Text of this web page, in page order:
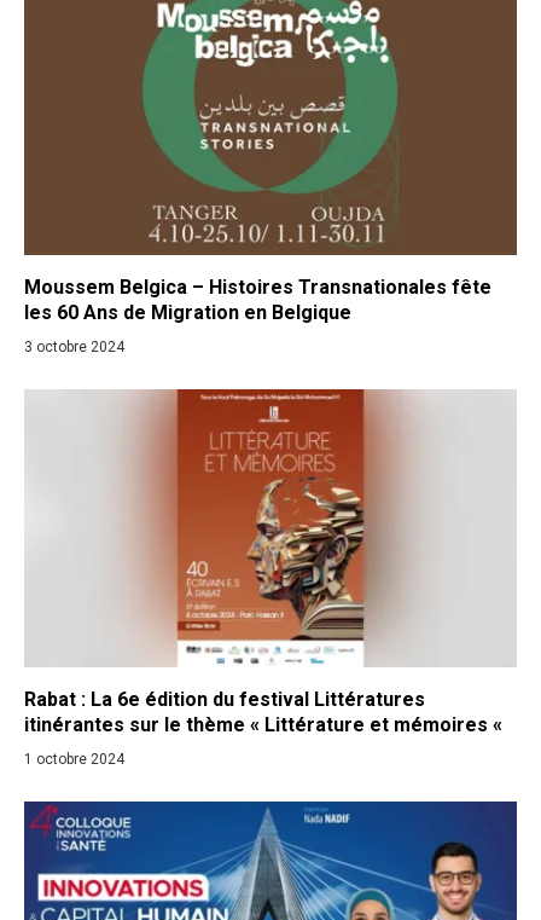
Moussem Belgica – Histoires Transnationales fête
les 60 Ans de Migration en Belgique
3 octobre 2024
Rabat : La 6e édition du festival Littératures
itinérantes sur le thème « Littérature et mémoires «
1 octobre 2024